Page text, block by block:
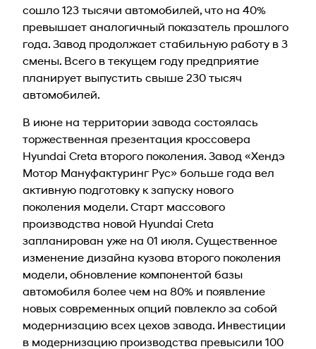
сошло 123 тысячи автомобилей, что на 40%
превышает аналогичный показатель прошлого
года. Завод продолжает стабильную работу в 3
смены. Всего в текущем году предприятие
планирует выпустить свыше 230 тысяч
автомобилей.
В июне на территории завода состоялась
торжественная презентация кроссовера
Hyundai Creta второго поколения. Завод «Хендэ
Мотор Мануфактуринг Рус» больше года вел
активную подготовку к запуску нового
поколения модели. Старт массового
производства новой Hyundai Creta
запланирован уже на 01 июля. Существенное
изменение дизайна кузова второго поколения
модели, обновление компонентой базы
автомобиля более чем на 80% и появление
новых современных опций повлекло за собой
модернизацию всех цехов завода. Инвестиции
в модернизацию производства превысили 100